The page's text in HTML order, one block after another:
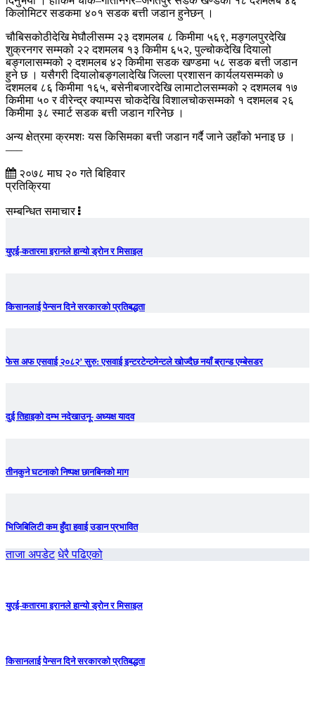
किलोमिटर सडकमा ४०१ सडक बत्ती जडान हुनेछन् ।
चौबिसकोठीदेखि मेघौलीसम्म २३ दशमलब ८ किमीमा ५६९, मङ्गलपुरदेखि
शुक्रनगर सम्मको २२ दशमलब १३ किमीम ६५२, पुल्चोकदेखि दियालो
बङ्गलासम्मको २ दशमलब ४२ किमीमा सडक खण्डमा ५८ सडक बत्ती जडान
हुने छ । यसैगरी दियालोबङ्गलादेखि जिल्ला प्रशासन कार्यलयसम्मको ७
दशमलब ८६ किमीमा १६५, बसेनीबजारदेखि लामाटोलसम्मको २ दशमलब १७
किमीमा ५० र वीरेन्द्र क्याम्पस चोकदेखि विशालचोकसम्मको १ दशमलब २६
किमीमा ३८ स्मार्ट सडक बत्ती जडान गरिनेछ ।
अन्य क्षेत्रमा क्रमशः यस किसिमका बत्ती जडान गर्दै जाने उहाँको भनाइ छ ।
–––
२०७८ माघ २० गते बिहिवार
प्रतिक्रिया
सम्बन्धित समाचार
युएई-कतारमा इरानले हान्यो ड्रोन र मिसाइल
किसानलाई पेन्सन दिने सरकारको प्रतिबद्धता
फेस अफ एसवाई २०८२’ सुरु: एसवाई इन्टरटेन्टमेन्टले खोज्दैछ नयाँ ब्रान्ड एम्बेसडर
दुई तिहाइको दम्भ नदेखाउनू- अध्यक्ष यादव
तीनकुने घटनाकाे निष्पक्ष छानबिनकाे माग
भिजिबिलिटी कम हुँदा हवाई उडान प्रभावित
ताजा अपडेट धेरै पढिएको
युएई-कतारमा इरानले हान्यो ड्रोन र मिसाइल
किसानलाई पेन्सन दिने सरकारको प्रतिबद्धता